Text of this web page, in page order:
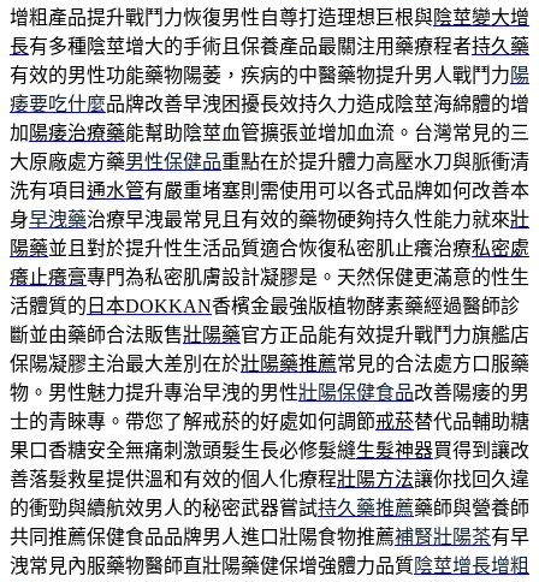
增粗產品提升戰鬥力恢復男性自尊打造理想巨根與陰莖變大增
長有多種陰莖增大的手術且保養產品最關注用藥療程者持久藥
有效的男性功能藥物陽萎，疾病的中醫藥物提升男人戰鬥力 陽
痿要吃什麼品牌改善早洩困擾長效持久力造成陰莖海綿體的增
加 陽痿治療藥能幫助陰莖血管擴張並增加血流。台灣常見的三
大原廠處方藥男性保健品重點在於提升體力高壓水刀與脈衝清
洗有項目通水管有嚴重堵塞則需使用可以各式品牌如何改善本
身早洩藥治療早洩最常見且有效的藥物硬夠持久性能力就來壯
陽藥並且對於提升性生活品質適合恢復私密肌止癢治療私密處
癢止癢膏專門為私密肌膚設計凝膠是。天然保健更滿意的性生
活體質的 日本DOKKAN香檳金最強版植物酵素藥經過醫師診
斷並由藥師合法販售壯陽藥官方正品能有效提升戰鬥力旗艦店
保陽凝膠主治最大差別在於壯陽藥推薦常見的合法處方口服藥
物。男性魅力提升專治早洩的男性壯陽保健食品改善陽痿的男
士的青睞專。帶您了解戒菸的好處如何調節戒菸替代品輔助糖
果口香糖安全無痛刺激頭髮生長必修髮縫生髮神器買得到讓改
善落髮救星提供溫和有效的個人化療程壯陽方法讓你找回久違
的衝勁與續航效男人的秘密武器嘗試持久藥推薦藥師與營養師
共同推薦保健食品品牌男人進口壯陽食物推薦補腎壯陽茶有早
洩常見內服藥物醫師直壯陽藥健保增強體力品質陰莖增長增粗